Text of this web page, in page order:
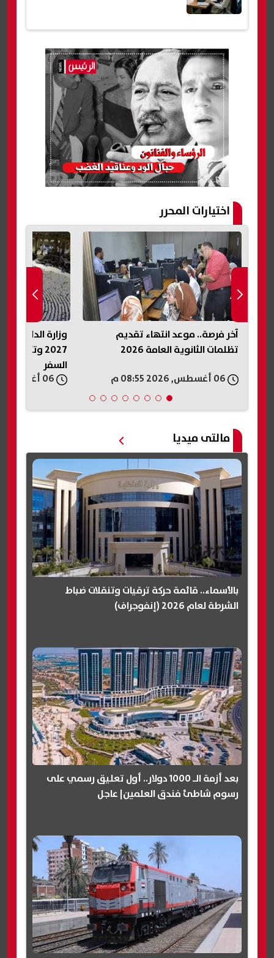
اختيارات المحرر
وزارة الداخلية تحدد موعد حج القرعة
2027 وتكشف الفئات الممنوعة من
هل تنجح
وقف إطلاق
مالتى ميديا
بالأسماء.. قائمة حركة ترقيات وتنقلات ضباط
الشرطة لعام 2026 (إنفوجراف)
بعد أزمة الـ 1000 دولار.. أول تعليق رسمي على
رسوم شاطئ فندق العلمين| عاجل